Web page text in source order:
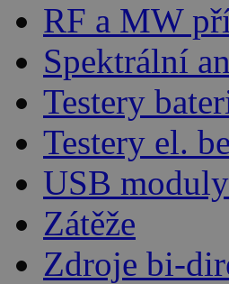
RF a MW
Spektrální
Testery
Testery el.
USB moduly
Zátěže
Zdroje bi-